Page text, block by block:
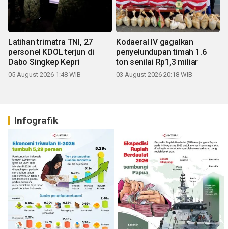
Latihan trimatra TNI, 27
personel KDOL terjun di
Dabo Singkep Kepri
05 August 2026 1:48 WIB
Kodaeral IV gagalkan
penyelundupan timah 1.6
ton senilai Rp1,3 miliar
03 August 2026 20:18 WIB
Infografik